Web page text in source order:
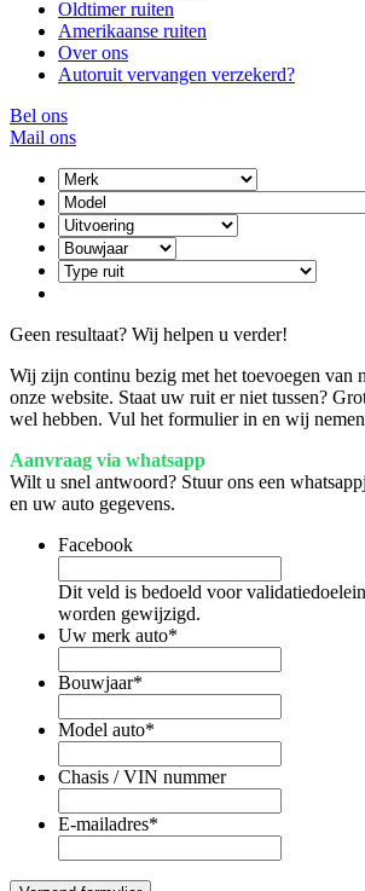
Oldtimer ruiten
Amerikaanse ruiten
Over ons
Autoruit vervangen verzekerd?
Bel ons
Mail ons
Geen resultaat? Wij helpen u verder!
Wij zijn continu bezig met het toevoegen van
onze website. Staat uw ruit er niet tussen?
wel hebben. Vul het formulier in en wij
Aanvraag via whatsapp
Wilt u snel antwoord? Stuur ons een
en uw auto gegevens.
Facebook
Dit veld is bedoeld voor
worden gewijzigd.
Uw merk auto*
Bouwjaar*
Model auto*
Chasis / VIN nummer
E-mailadres*